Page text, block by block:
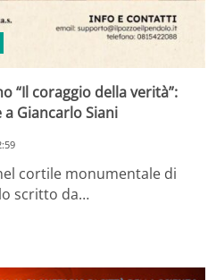
“Il coraggio della verità”:
Giancarlo Siani
cortile monumentale di
scritto da…